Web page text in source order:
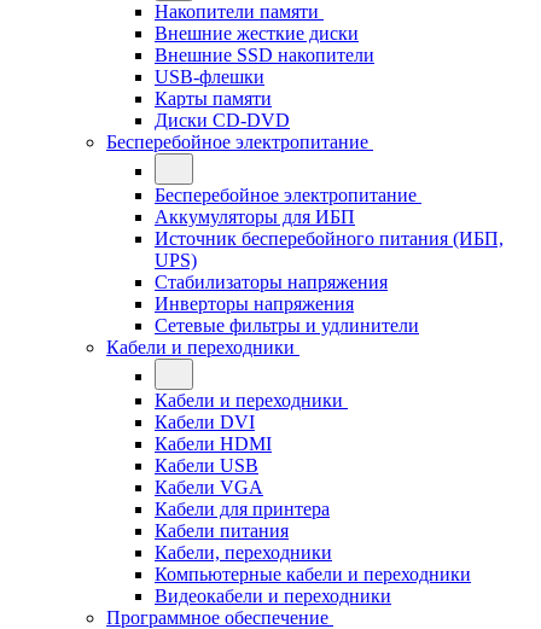
Накопители памяти
Внешние жесткие диски
Внешние SSD накопители
USB-флешки
Карты памяти
Диски CD-DVD
Бесперебойное электропитание
Бесперебойное электропитание
Аккумуляторы для ИБП
Источник бесперебойного питания (ИБП,
UPS)
Стабилизаторы напряжения
Инверторы напряжения
Сетевые фильтры и удлинители
Кабели и переходники
Кабели и переходники
Кабели DVI
Кабели HDMI
Кабели USB
Кабели VGA
Кабели для принтера
Кабели питания
Кабели, переходники
Компьютерные кабели и переходники
Видеокабели и переходники
Программное обеспечение